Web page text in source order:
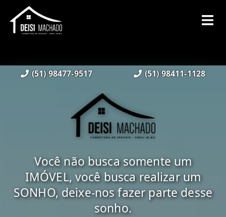
(51) 98477-9517 (51) 98411-1128
Você não busca somente um
IMÓVEL, você busca realizar um
SONHO, deixe-nos fazer parte desse
sonho.